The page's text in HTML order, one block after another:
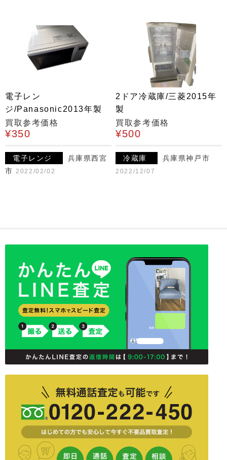
電子レン
ジ/Panasonic2013年製
買取参考価格
¥350
電子レンジ
兵庫県西宮
市 2022/02/02
2ドア冷蔵庫/三菱2015年
製
買取参考価格
¥500
冷蔵庫 兵庫県神戸市
2022/12/07